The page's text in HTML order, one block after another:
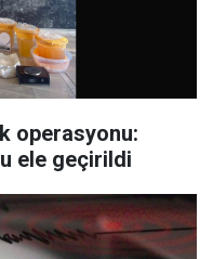
operasyonu:
ele geçirildi